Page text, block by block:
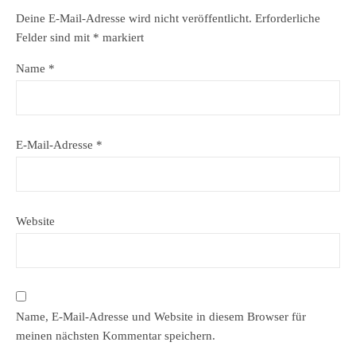
Deine E-Mail-Adresse wird nicht veröffentlicht. Erforderliche
Felder sind mit * markiert
Name *
E-Mail-Adresse *
Website
Name, E-Mail-Adresse und Website in diesem Browser für
meinen nächsten Kommentar speichern.